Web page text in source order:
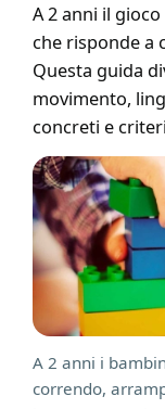
A 2 anni il
che risponde a
Questa guida
movimento,
concreti e
A 2 anni i
correndo,